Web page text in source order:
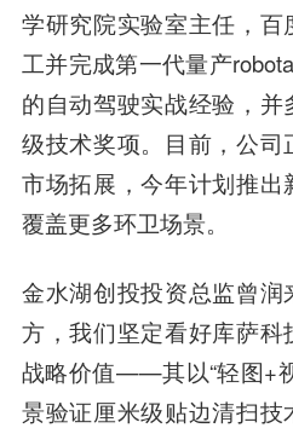
学研究院实验室主任，百
工并完成第一代量产
的自动驾驶实战经验，
级技术奖项。目前，公
市场拓展，今年计划推出
覆盖更多环卫场景。
金水湖创投投资总监曾润
方，我们坚定看好库萨
战略价值——其以“轻图+
景验证厘米级贴边清扫